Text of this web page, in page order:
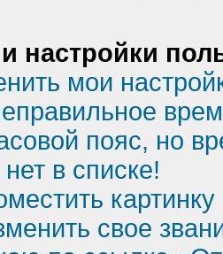
настройки
мои
пояс, но
в списке!
свое